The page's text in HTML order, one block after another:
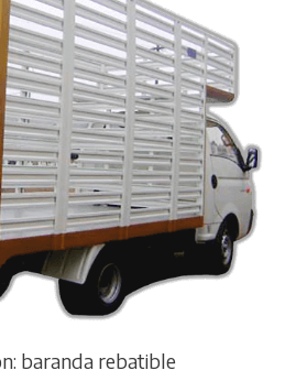
baranda rebatible